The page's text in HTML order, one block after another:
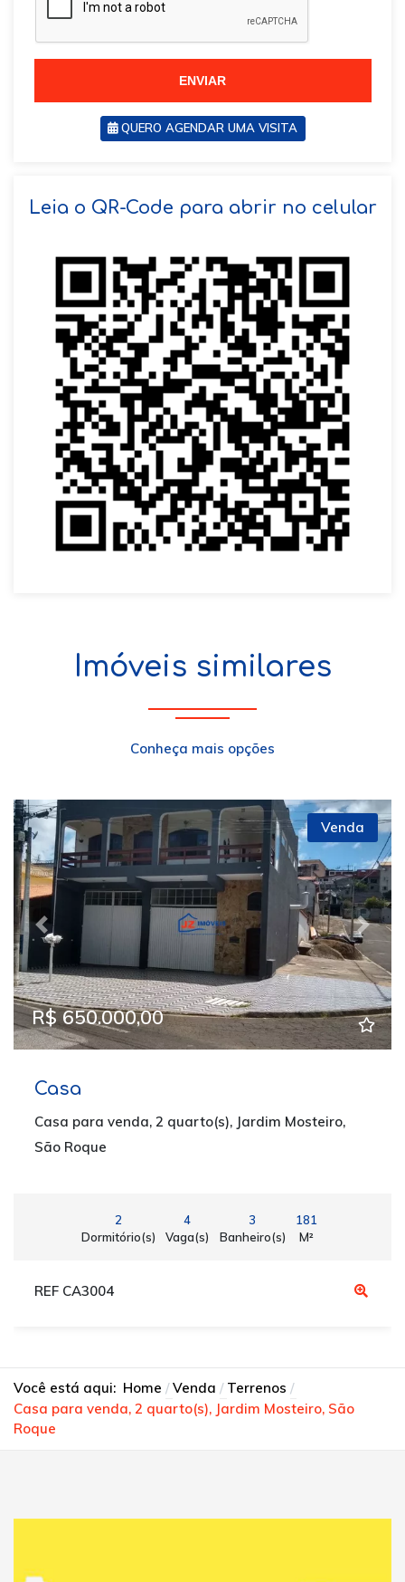
5
5
ENVIAR
QUERO AGENDAR UMA VISITA
Leia o QR-Code para abrir no celular
Imóveis similares
Conheça mais opções
Previous Next
Venda
R$ 650.000,00
Casa
Casa para venda, 2 quarto(s), Jardim Mosteiro,
São Roque
2
Dormitório(s)
4
Vaga(s)
3
Banheiro(s)
181
M²
REF CA3004
Você está aqui: Home Venda
Terrenos
Casa para venda, 2 quarto(s), Jardim Mosteiro, São
Roque